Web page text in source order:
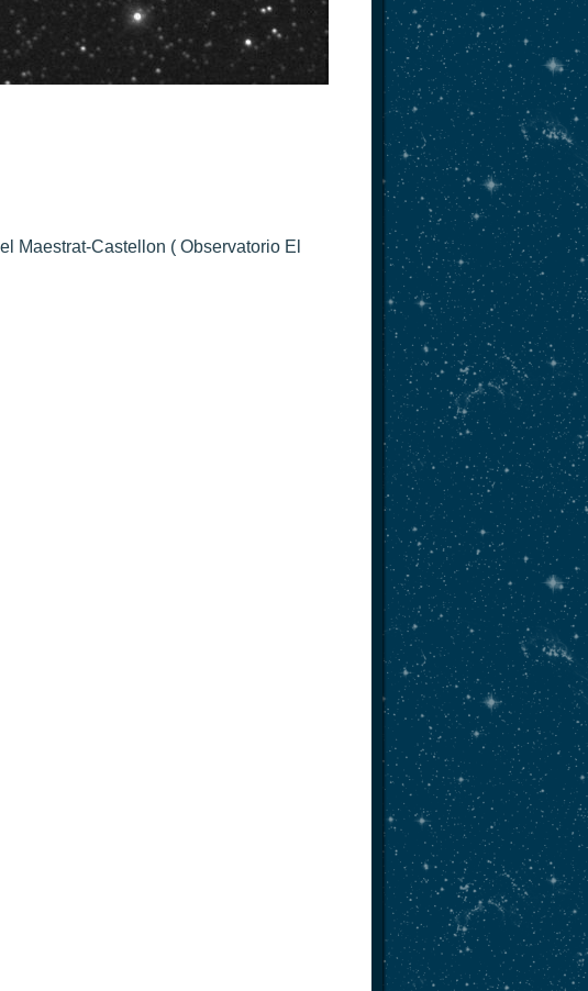
Maestrat-Castellon ( Observatorio El